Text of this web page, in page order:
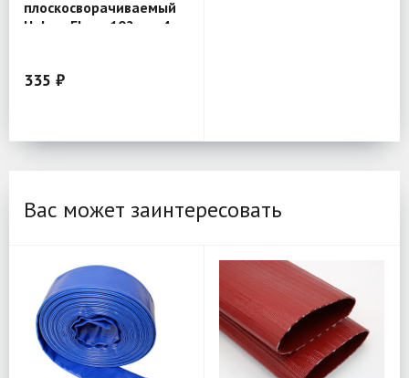
плоскосворачиваемый
Holzer Flexo 102 мм 4
335 ₽
Вас может заинтересовать